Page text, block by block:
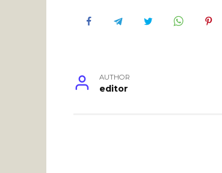
AUTHOR
editor